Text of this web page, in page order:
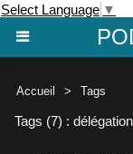
Select Language ▼
Accueil > Tags
Tags (7) : délégation